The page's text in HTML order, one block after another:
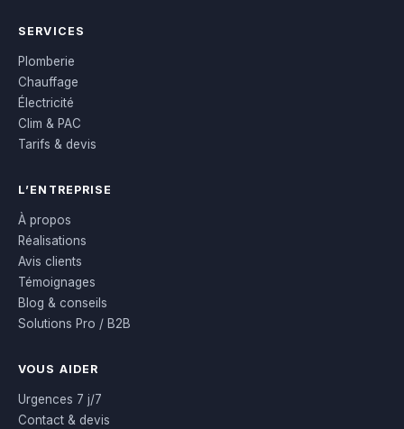
SERVICES
Plomberie
Chauffage
Électricité
Clim & PAC
Tarifs & devis
L’ENTREPRISE
À propos
Réalisations
Avis clients
Témoignages
Blog & conseils
Solutions Pro / B2B
VOUS AIDER
Urgences 7 j/7
Contact & devis